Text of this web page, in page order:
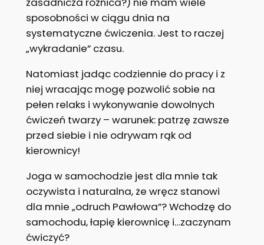
sposobności w ciągu dnia na
systematyczne ćwiczenia. Jest to raczej
„wykradanie” czasu.
Natomiast jadąc codziennie do pracy i z
niej wracając mogę pozwolić sobie na
pełen relaks i wykonywanie dowolnych
ćwiczeń twarzy – warunek: patrzę zawsze
przed siebie i nie odrywam rąk od
kierownicy!
Joga w samochodzie jest dla mnie tak
oczywista i naturalna, że wręcz stanowi
dla mnie „odruch Pawłowa”? Wchodzę do
samochodu, łapię kierownicę i…zaczynam
ćwiczyć?